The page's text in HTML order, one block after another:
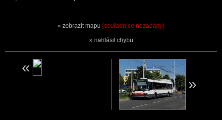
zobrazit mapu (souřadnice nezadány)
nahlásit chybu